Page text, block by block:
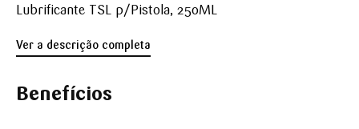
Lubrificante TSL p/Pistola, 250ML
Ver a descrição completa
Benefícios